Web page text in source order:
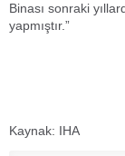
Binası sonraki
yapmıştır.”
Kaynak: IHA